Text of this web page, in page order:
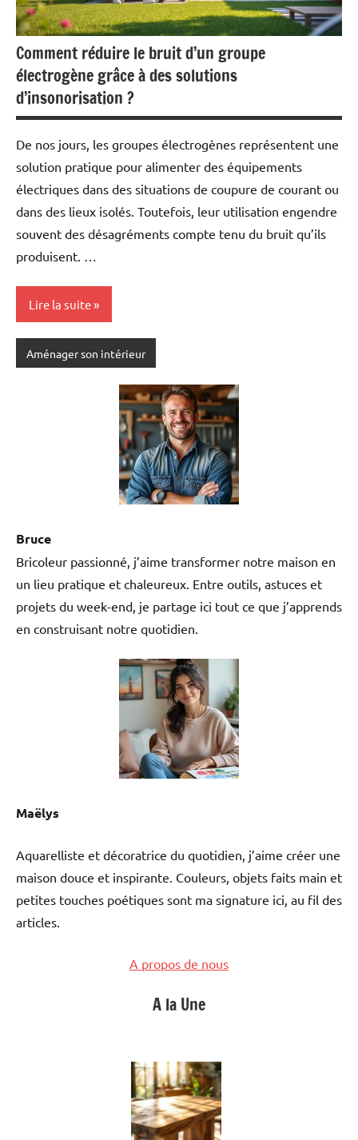
Comment réduire le bruit d’un groupe
électrogène grâce à des solutions
d’insonorisation ?
De nos jours, les groupes électrogènes représentent une
solution pratique pour alimenter des équipements
électriques dans des situations de coupure de courant ou
dans des lieux isolés. Toutefois, leur utilisation engendre
souvent des désagréments compte tenu du bruit qu’ils
produisent. …
Lire la suite
Aménager son intérieur
Bruce
Bricoleur passionné, j’aime transformer notre maison en
un lieu pratique et chaleureux. Entre outils, astuces et
projets du week-end, je partage ici tout ce que j’apprends
en construisant notre quotidien.
Maëlys
Aquarelliste et décoratrice du quotidien, j’aime créer une
maison douce et inspirante. Couleurs, objets faits main et
petites touches poétiques sont ma signature ici, au fil des
articles.
A propos de nous
A la Une